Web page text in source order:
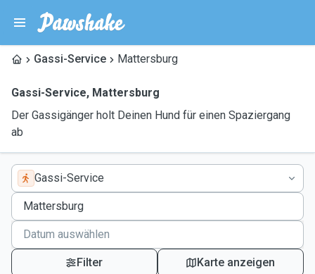
Gassi-Service Mattersburg
Gassi-Service, Mattersburg
Der Gassigänger holt Deinen Hund für einen Spaziergang
ab
Gassi-Service
Filter Karte anzeigen